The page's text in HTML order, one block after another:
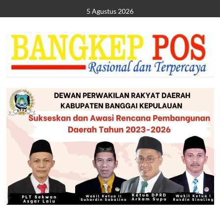
to
content
5 Agustus 2026